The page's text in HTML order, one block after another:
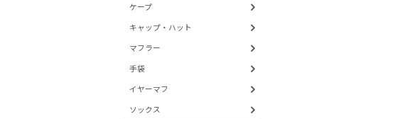
ケープ
キャップ・ハット
マフラー
手袋
イヤーマフ
ソックス